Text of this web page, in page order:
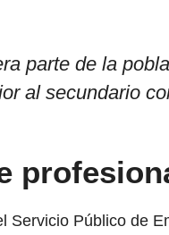
parte de la
al secundario
Servicio Público de